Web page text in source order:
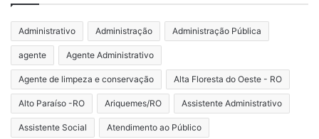
Administrativo Administração Administração Pública
agente Agente Administrativo
Agente de limpeza e conservação Alta Floresta do Oeste - RO
Alto Paraíso -RO Ariquemes/RO Assistente Administrativo
Assistente Social Atendimento ao Público